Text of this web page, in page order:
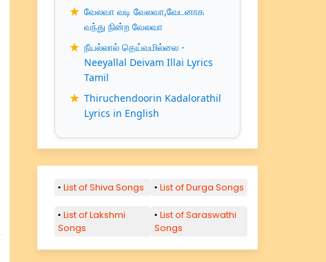
வேலவா வடி வேலவா,வேடனாக
வந்து நின்ற வேலவா
நீயல்லால் தெய்வமில்லை -
Neeyallal Deivam Illai Lyrics
Tamil
Thiruchendoorin Kadalorathil
Lyrics in English
List of Shiva Songs List of Durga Songs
List of Lakshmi
Songs
List of Saraswathi
Songs